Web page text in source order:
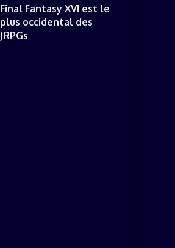
Final Fantasy XVI est le
plus occidental des
JRPGs